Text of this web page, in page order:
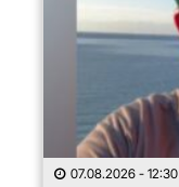
07.08.2026 - 12:30